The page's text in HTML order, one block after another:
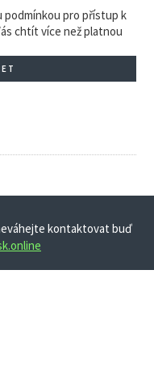
pro přístup k
chtít více než platnou
kontaktovat buď